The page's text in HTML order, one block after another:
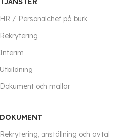
TJÄNSTER
HR / Personalchef på burk
Rekrytering
Interim
Utbildning
Dokument och mallar
DOKUMENT
Rekrytering, anställning och avtal